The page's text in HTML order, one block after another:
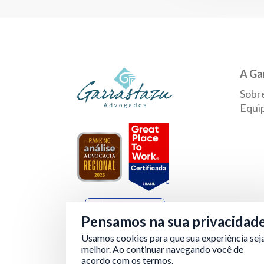
A
Pensamos na sua
Usamos cookies para que sua experiência
melhor. Ao continuar navegando você de
acordo com os termos.